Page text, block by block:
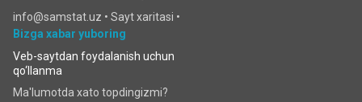
info@samstat.uz • Sayt xaritasi •
Bizga xabar yuboring
Veb-saytdan foydalanish uchun
qo‘llanma
Ma'lumotda xato topdingizmi?